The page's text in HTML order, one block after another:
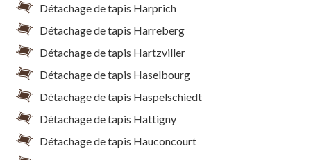
Détachage de tapis Harprich
Détachage de tapis Harreberg
Détachage de tapis Hartzviller
Détachage de tapis Haselbourg
Détachage de tapis Haspelschiedt
Détachage de tapis Hattigny
Détachage de tapis Hauconcourt